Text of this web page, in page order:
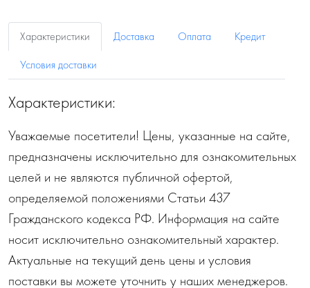
Характеристики Доставка Оплата
Кредит
Условия доставки
Характеристики:
Уважаемые посетители! Цены, указанные на сайте,
предназначены исключительно для ознакомительных
целей и не являются публичной офертой,
определяемой положениями Статьи 437
Гражданского кодекса РФ. Информация на сайте
носит исключительно ознакомительный характер.
Актуальные на текущий день цены и условия
поставки вы можете уточнить у наших менеджеров.